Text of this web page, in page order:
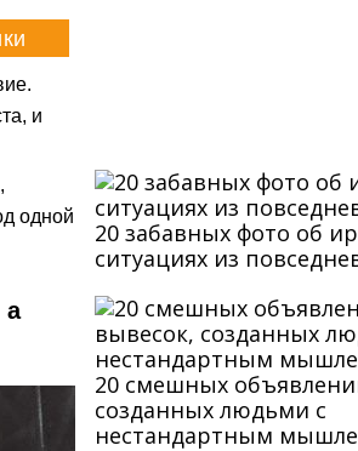
и
одной
а
20 забавных фото об
ситуациях из
20 смешных
созданных людьми с
нестандартным